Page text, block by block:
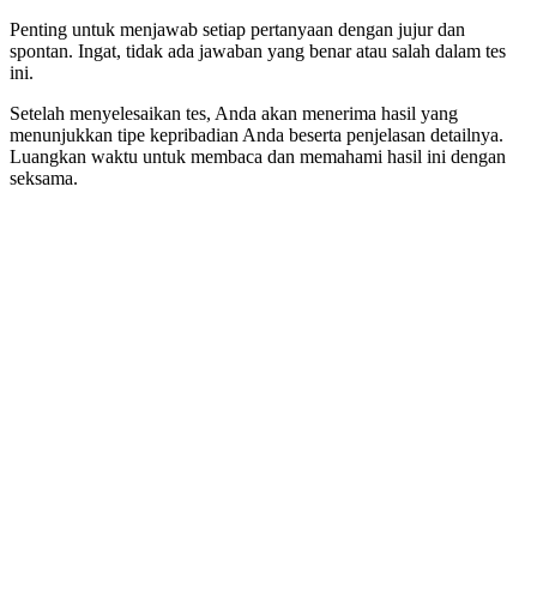
Penting untuk menjawab setiap pertanyaan dengan jujur dan
spontan. Ingat, tidak ada jawaban yang benar atau salah dalam tes
ini.
Setelah menyelesaikan tes, Anda akan menerima hasil yang
menunjukkan tipe kepribadian Anda beserta penjelasan detailnya.
Luangkan waktu untuk membaca dan memahami hasil ini dengan
seksama.